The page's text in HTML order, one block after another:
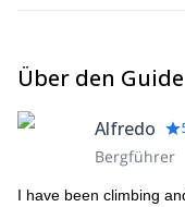
Über den Guide
Alfredo
Bergführer
I have been climbing